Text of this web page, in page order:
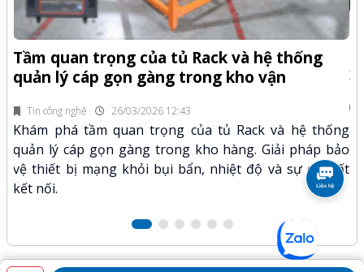
Tin công nghệ 26/03/2026 12:43
Tầm quan trọng của tủ Rack và hệ thống
quản lý cáp gọn gàng trong kho vận
Khám phá tầm quan trọng của tủ Rack và hệ thống
quản lý cáp gọn gàng trong kho hàng. Giải pháp bảo
vệ thiết bị mạng khỏi bụi bẩn, nhiệt độ và sự cố mất
kết nối.